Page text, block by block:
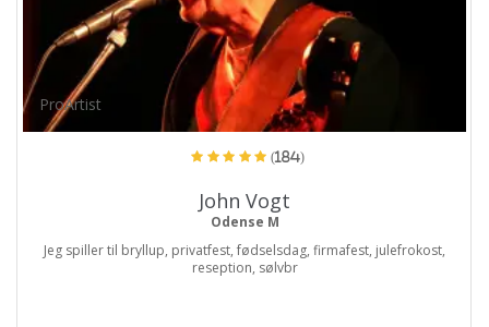
ProArtist
(184)
John Vogt
Odense M
Jeg spiller til bryllup, privatfest, fødselsdag, firmafest, julefrokost,
reseption, sølvbr